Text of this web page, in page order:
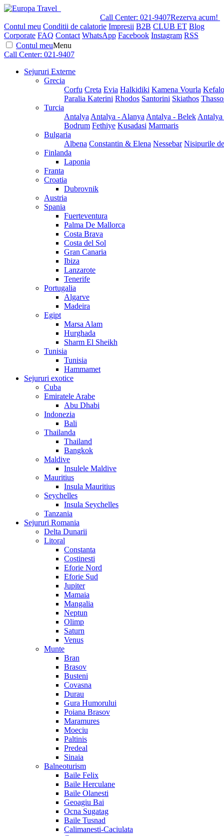
Call Center: 021-9407Rezerva acum!
Contul meu Conditii de calatorie Impresii B2B CLUB ET Blog
Corporate FAQ Contact WhatsApp Facebook Instagram RSS
Contul meuMenu
Call Center: 021-9407
Sejururi Externe
Grecia
Corfu Creta Evia Halkidiki Kamena Vourla
Paralia Katerini Rhodos Santorini Skiathos
Turcia
Antalya Antalya - Alanya Antalya - Belek
Bodrum Fethiye Kusadasi Marmaris
Bulgaria
Albena Constantin & Elena Nessebar Nisipurile
Finlanda
Laponia
Franta
Croatia
Dubrovnik
Austria
Spania
Fuerteventura
Palma De Mallorca
Costa Brava
Costa del Sol
Gran Canaria
Ibiza
Lanzarote
Tenerife
Portugalia
Algarve
Madeira
Egipt
Marsa Alam
Hurghada
Sharm El Sheikh
Tunisia
Tunisia
Hammamet
Sejururi exotice
Cuba
Emiratele Arabe
Abu Dhabi
Indonezia
Bali
Thailanda
Thailand
Bangkok
Maldive
Insulele Maldive
Mauritius
Insula Mauritius
Seychelles
Insula Seychelles
Tanzania
Sejururi Romania
Delta Dunarii
Litoral
Constanta
Costinesti
Eforie Nord
Eforie Sud
Jupiter
Mamaia
Mangalia
Neptun
Olimp
Saturn
Venus
Munte
Bran
Brasov
Busteni
Covasna
Durau
Gura Humorului
Poiana Brasov
Maramures
Moeciu
Paltinis
Predeal
Sinaia
Balneoturism
Baile Felix
Baile Herculane
Baile Olanesti
Geoagiu Bai
Ocna Sugatag
Baile Tusnad
Calimanesti-Caciulata